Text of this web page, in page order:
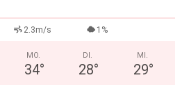
2.3m/s 1%
MO.
34°
DI.
28°
MI.
29°